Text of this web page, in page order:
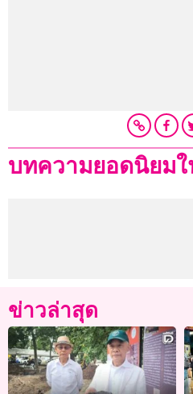
บทความยอดนิยม
ข่าวล่าสุด